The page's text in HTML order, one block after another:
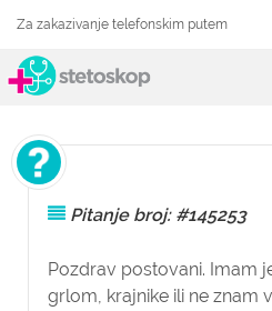
Za zakazivanje telefonskim putem
Pitanje broj: #145253
Pozdrav postovani. Imam
grlom, krajnike ili ne znam